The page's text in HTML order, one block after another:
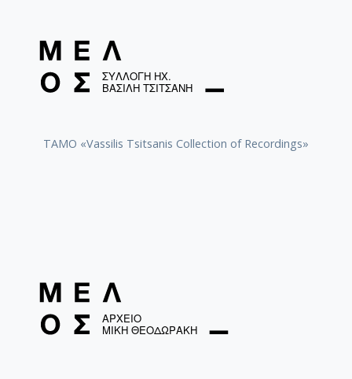
TAMO «Vassilis Tsitsanis Collection of Recordings»